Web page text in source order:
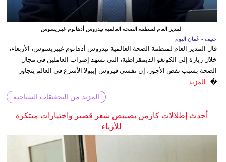
المدير العام لمنظمة الصحة العالمية تيدروس أدهانوم غيبريسوس
جنيف - عُمان اليوم
قال المدير العام لمنظمة الصحة العالمية تيدروس أدهانوم غيبريسوس، الأربعاء،
خلال زيارة إلى الكونغو الديمقراطية، التي تشهد إضراب العاملين في مجال
الصحة بسبب نقص الأجور، إن تفشي فيروس إيبولا الأسرع في العالم يتجاوز
�... المزيد
المزيد من التحقيقات السياحية
أحدث إطلالات كارمن بصيبص شعر قصير واختيارات مبتكرة
للأزياء